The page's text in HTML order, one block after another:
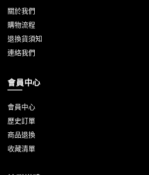
關於我們
購物流程
退換貨須知
連絡我們
會員中心
會員中心
歷史訂單
商品退換
收藏清單